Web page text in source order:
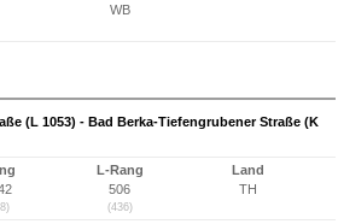
WB
(L 1053) - Bad Berka-Tiefengrubener Straße (K
L-Rang
506
(436)
Land
TH